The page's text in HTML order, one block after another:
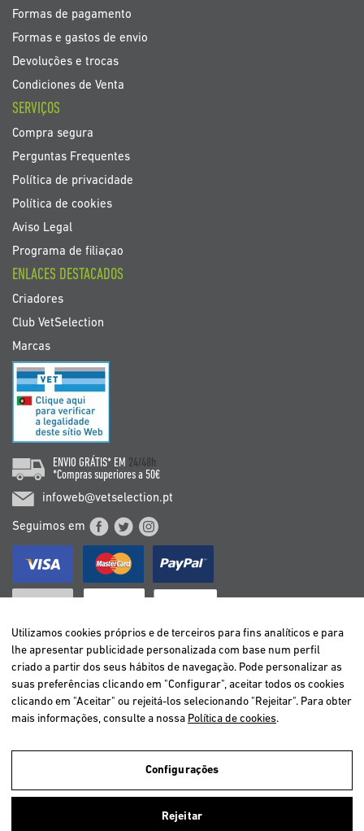
Utilizamos cookies próprios e de terceiros para analisar a navegação
Formas de pagamento
Formas e gastos de envio
Devoluções e trocas
Condiciones de Venta
SERVIÇOS
Compra segura
Perguntas Frequentes
Política de privacidade
Política de cookies
Aviso Legal
Programa de filiaçao
ENLACES DESTACADOS
Criadores
Club VetSelection
Marcas
ENVIO GRÁTIS* EM 24/48h
*Compras superiores a 50€
infoweb@vetselection.pt
Seguimos em
BELGIË / BELGIQUE
DEUTSCHLAND
ESPAÑA
ITALIA
ÖSTERREICH
Utilizamos cookies próprios e de terceiros para fins analíticos e para
lhe apresentar publicidade personalizada com base num perfil
criado a partir dos seus hábitos de navegação. Pode personalizar as
suas preferências clicando em "Configurar", aceitar todos os cookies
clicando em "Aceitar" ou rejeitá-los selecionando "Rejeitar". Para obter
mais informações, consulte a nossa Política de cookies.
Configurações
Rejeitar